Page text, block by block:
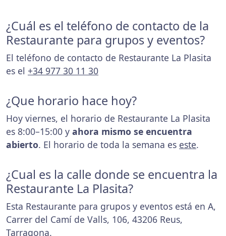
¿Cuál es el teléfono de contacto de la
Restaurante para grupos y eventos?
El teléfono de contacto de Restaurante La Plasita
es el +34 977 30 11 30
¿Que horario hace hoy?
Hoy viernes, el horario de Restaurante La Plasita
es 8:00–15:00 y ahora mismo se encuentra
abierto. El horario de toda la semana es este.
¿Cual es la calle donde se encuentra la
Restaurante La Plasita?
Esta Restaurante para grupos y eventos está en A,
Carrer del Camí de Valls, 106, 43206 Reus,
Tarragona.